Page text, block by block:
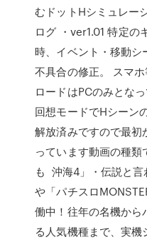
むドットHシミュレー
ログ ・ver1.01 特定の
時、イベント・移動シ
不具合の修正。 スマ
ロードはPCのみとな
回想モードでHシーン
解放済みですので最初
っています動画の種
も 沖海4」・伝説と言
や「パチスロ
働中！往年の名機から
る人気機種まで、実